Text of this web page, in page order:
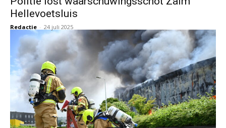
Hellevoetsluis
Redactie - 24 juli 2025